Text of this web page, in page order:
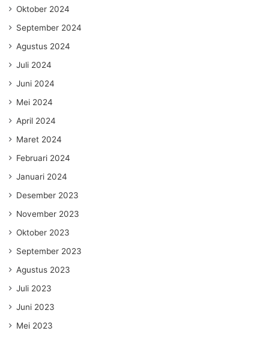
Oktober 2024
September 2024
Agustus 2024
Juli 2024
Juni 2024
Mei 2024
April 2024
Maret 2024
Februari 2024
Januari 2024
Desember 2023
November 2023
Oktober 2023
September 2023
Agustus 2023
Juli 2023
Juni 2023
Mei 2023